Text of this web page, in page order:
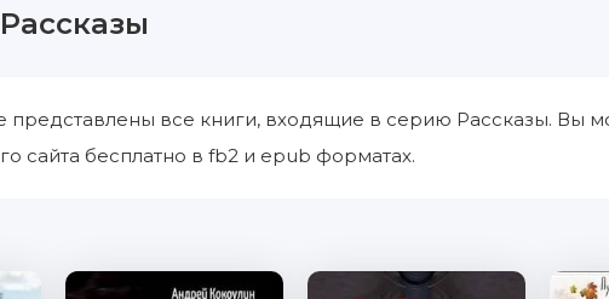
представлены все книги, входящие в серию Рассказы. Вы
сайта бесплатно в fb2 и epub форматах.